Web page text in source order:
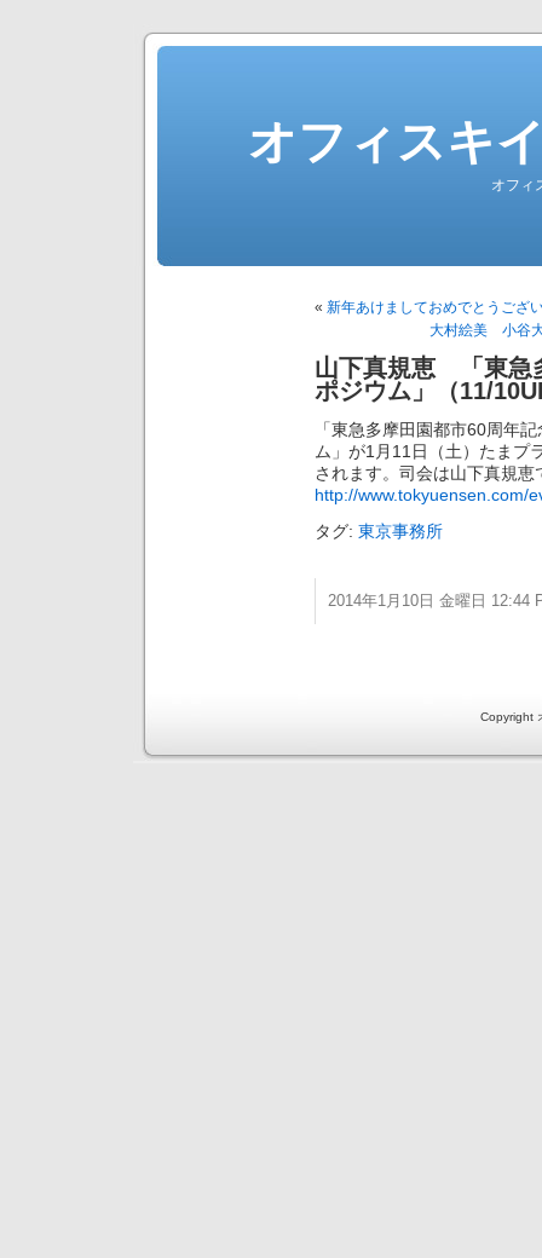
オフィスキ
オフィ
« 新年あけましておめでとうござ
大村絵美 小谷
山下真規恵 「東急
ポジウム」（11/
「東急多摩田園都市60周年
ム」が1月11日（土）たまプ
されます。司会は山下真規恵
http://www.tokyuensen.com/
タグ: 東京事務所
2014年1月10日 金曜日 12:44
Copyright